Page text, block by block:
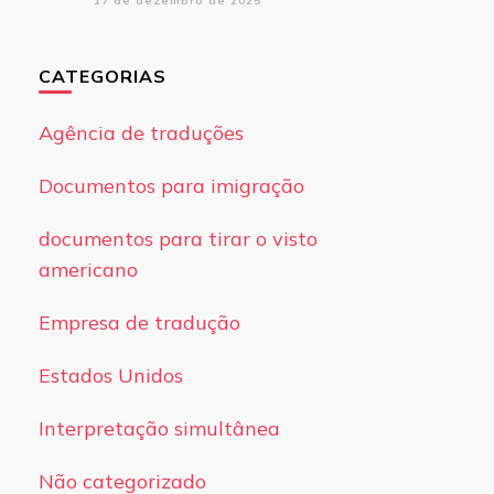
CATEGORIAS
Agência de traduções
Documentos para imigração
documentos para tirar o visto
americano
Empresa de tradução
Estados Unidos
Interpretação simultânea
Não categorizado